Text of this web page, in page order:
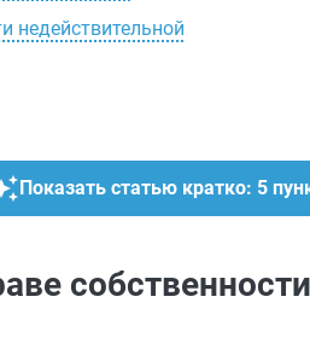
недействительной
Показать статью кратко: 5